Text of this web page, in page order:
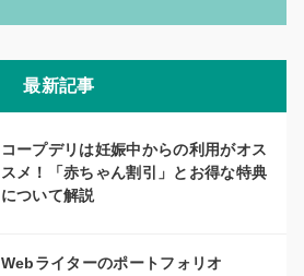
最新記事
コープデリは妊娠中からの利用がオス
スメ！「赤ちゃん割引」とお得な特典
について解説
Webライターのポートフォリオ